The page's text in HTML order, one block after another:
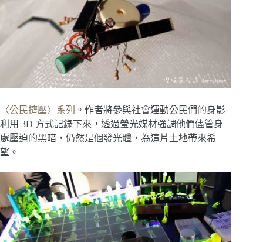
〈公民擠壓〉系列 。作者將參與社會運動公民們的身影
利用 3D 方式記錄下來，透過螢光媒材強調他們儘管身
處壓迫的黑暗，仍然是個發光體，為這片土地帶來希
望。